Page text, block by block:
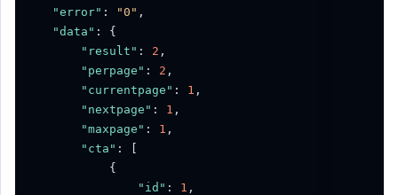
"error" : "0" ,
"data" :
{
"result" : 2 ,
"perpage" : 2 ,
"currentpage" : 1 ,
"nextpage" : 1 ,
"maxpage" : 1 ,
"cta" :
{
"id" : 1 ,